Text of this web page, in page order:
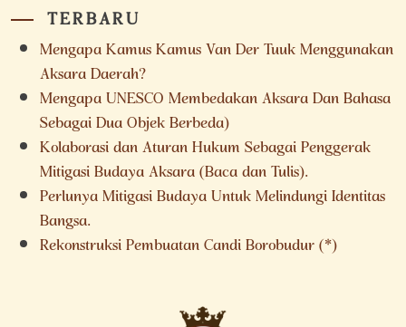
TERBARU
Mengapa Kamus Kamus Van Der Tuuk Menggunakan
Aksara Daerah?
Mengapa UNESCO Membedakan Aksara Dan Bahasa
Sebagai Dua Objek Berbeda)
Kolaborasi dan Aturan Hukum Sebagai Penggerak
Mitigasi Budaya Aksara (Baca dan Tulis).
Perlunya Mitigasi Budaya Untuk Melindungi Identitas
Bangsa.
Rekonstruksi Pembuatan Candi Borobudur (*)